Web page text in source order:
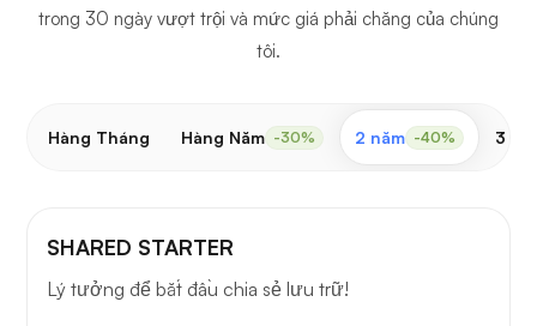
trong 30 ngày vượt trội và mức giá phải chăng của chúng
tôi.
Hàng Tháng Hàng Năm -30% 2 năm -40% 3
SHARED STARTER
Lý tưởng để bắt đầu chia sẻ lưu trữ!